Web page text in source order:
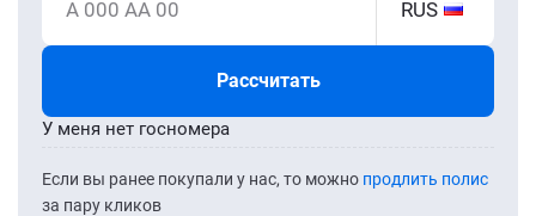
А 000 АА 00 RUS
Рассчитать
Если вы ранее покупали у нас, то можно продлить полис
за пару кликов
У меня нет госномера